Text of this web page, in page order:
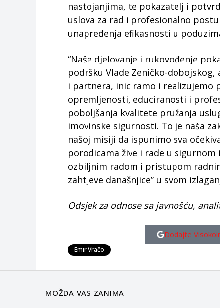
nastojanjima, te pokazatelj i
uslova za rad i profesionalno
unapređenja efikasnosti u
“Naše djelovanje i rukovođenje
podršku Vlade Zeničko-
i partnera, iniciramo i realizujemo
opremljenosti, educiranosti i
poboljšanja kvalitete pružanja
imovinske sigurnosti. To je naša
našoj misiji da ispunimo sva
porodicama žive i rade u
ozbiljnim radom i pristupom
zahtjeve današnjice” u svom
Odsjek za odnose sa javnošću,
Dodajte
Emir Vračo
MOŽDA VAS ZANIMA